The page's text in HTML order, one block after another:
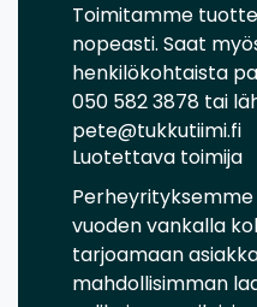
Toimitamme
nopeasti. Saat
henkilökohtaista
050 582 3878 tai
pete@tukkutiimi.fi
Luotettava toimija
vuoden vankalla
tarjoamaan
mahdollisimman